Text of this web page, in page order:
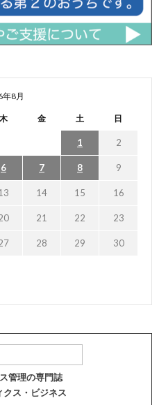
8月
木 金 土 日
1 2
6 7 8 9
14 15 16
21 22 23
28 29 30
管理の専門誌
クス・ビジネス